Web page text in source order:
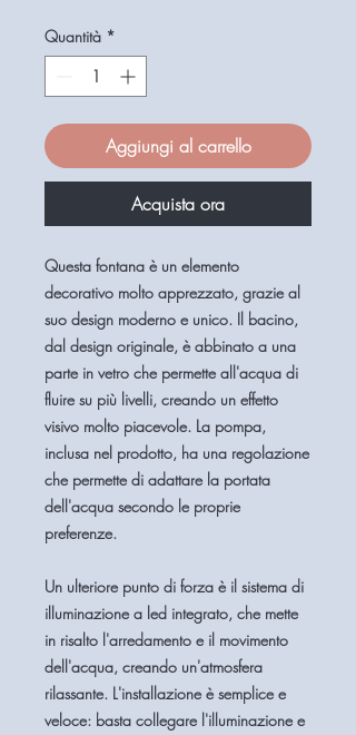
Quantità *
Aggiungi al carrello
Acquista ora
Questa fontana è un elemento
decorativo molto apprezzato, grazie al
suo design moderno e unico. Il bacino,
dal design originale, è abbinato a una
parte in vetro che permette all'acqua di
fluire su più livelli, creando un effetto
visivo molto piacevole. La pompa,
inclusa nel prodotto, ha una regolazione
che permette di adattare la portata
dell'acqua secondo le proprie
preferenze.
Un ulteriore punto di forza è il sistema di
illuminazione a led integrato, che mette
in risalto l'arredamento e il movimento
dell'acqua, creando un'atmosfera
rilassante. L'installazione è semplice e
veloce: basta collegare l'illuminazione e